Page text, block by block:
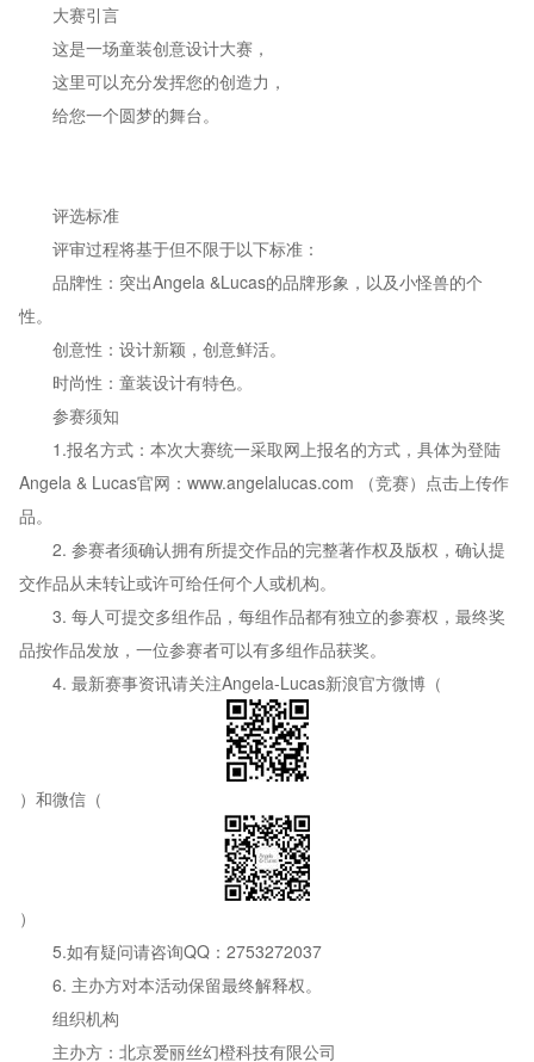
大赛引言
这是一场童装创意设计大赛，
这里可以充分发挥您的创造力，
给您一个圆梦的舞台。
评选标准
评审过程将基于但不限于以下标准：
品牌性：突出Angela &Lucas的品牌形象，以及小怪兽的个
性。
创意性：设计新颖，创意鲜活。
时尚性：童装设计有特色。
参赛须知
1.报名方式：本次大赛统一采取网上报名的方式，具体为登陆
Angela & Lucas官网：www.angelalucas.com （竞赛）点击上传作
品。
2. 参赛者须确认拥有所提交作品的完整著作权及版权，确认提
交作品从未转让或许可给任何个人或机构。
3. 每人可提交多组作品，每组作品都有独立的参赛权，最终奖
品按作品发放，一位参赛者可以有多组作品获奖。
4. 最新赛事资讯请关注Angela-Lucas新浪官方微博（
）和微信（
）
5.如有疑问请咨询QQ：2753272037
6. 主办方对本活动保留最终解释权。
组织机构
主办方：北京爱丽丝幻橙科技有限公司